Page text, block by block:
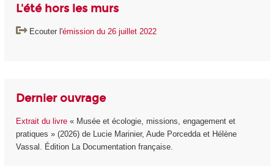
L'été hors les murs
Ecouter l'émission du 26 juillet 2022
Dernier ouvrage
Extrait du livre« Musée et écologie, missions, engagement et
pratiques » (2026) de Lucie Marinier, Aude Porcedda et Hélène
Vassal. Édition La Documentation française.